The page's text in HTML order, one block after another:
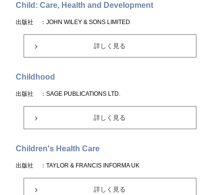
Child: Care, Health and Development
出版社 ：JOHN WILEY & SONS LIMITED
詳しく見る
Childhood
出版社 ：SAGE PUBLICATIONS LTD.
詳しく見る
Children's Health Care
出版社 ：TAYLOR & FRANCIS INFORMA UK
詳しく見る